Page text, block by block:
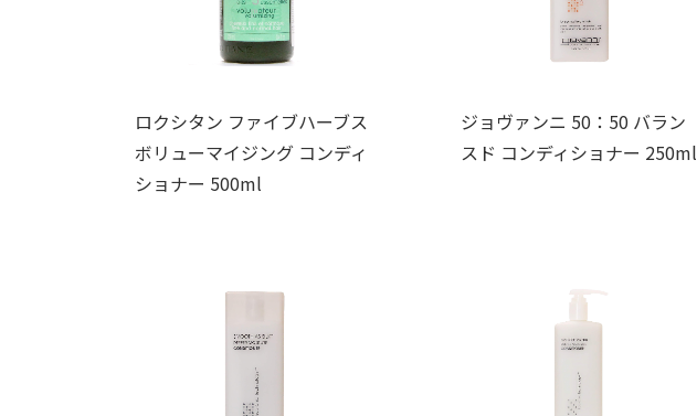
ロクシタン ファイブハーブス
ボリューマイジング コンディ
ショナー 500ml
ジョヴァンニ 50：50 バラン
スド コンディショナー 250ml